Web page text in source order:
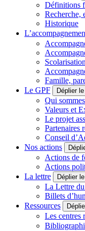
Définitions
Recherche,
Historique
Scolarisation
Famille,
Le GPF
Déplier
Qui
Valeurs et
Le projet
Partenaires
Conseil
Nos actions
Actions de
Actions
La lettre
Déplier
La Lettre
Billets
Ressources
Les centres